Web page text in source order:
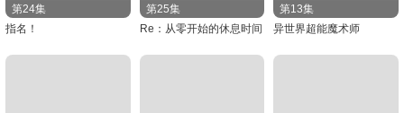
第24集
指名！
第25集
Re：从零开始的休息时间
第13集
异世界超能魔术师